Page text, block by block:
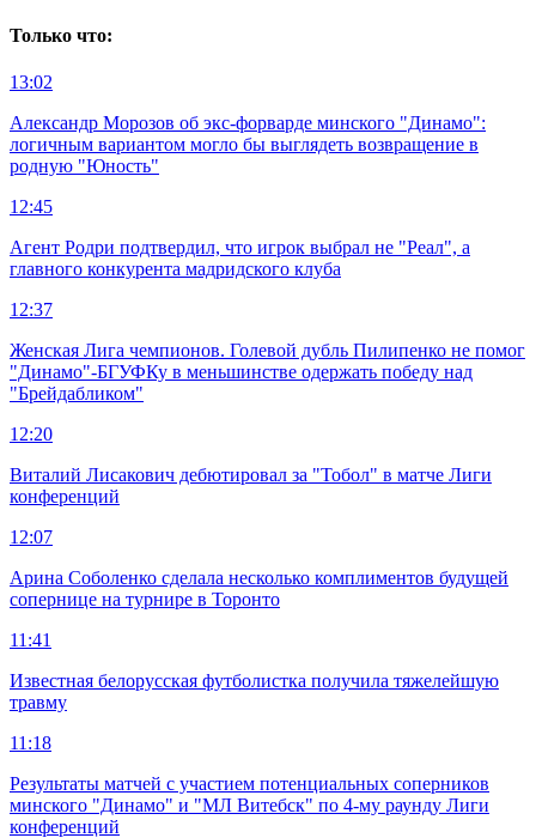
Только что:
13:02
Александр Морозов об экс-форварде минского "Динамо":
логичным вариантом могло бы выглядеть возвращение в
родную "Юность"
12:45
Агент Родри подтвердил, что игрок выбрал не "Реал", а
главного конкурента мадридского клуба
12:37
Женская Лига чемпионов. Голевой дубль Пилипенко не помог
"Динамо"-БГУФКу в меньшинстве одержать победу над
"Брейдабликом"
12:20
Виталий Лисакович дебютировал за "Тобол" в матче Лиги
конференций
12:07
Арина Соболенко сделала несколько комплиментов будущей
сопернице на турнире в Торонто
11:41
Известная белорусская футболистка получила тяжелейшую
травму
11:18
Результаты матчей с участием потенциальных соперников
минского "Динамо" и "МЛ Витебск" по 4-му раунду Лиги
конференций